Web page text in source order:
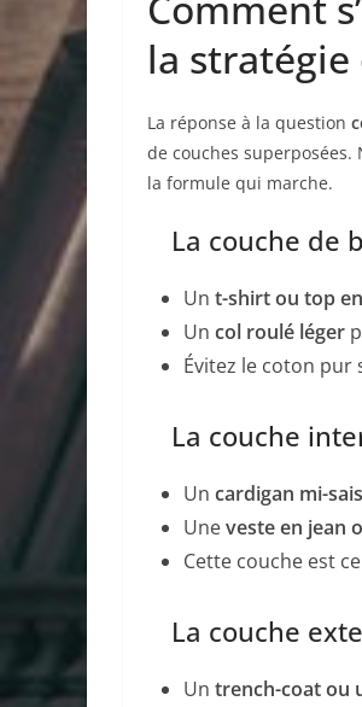
la stratégie
La réponse à la question
de couches
la formule qui marche.
La couche de
Un t-shirt ou top
Un col roulé léger
Évitez le coton
La couche
Un cardigan mi-
Uneveste en jean
Cette couche est
La couche
Un trench-coat ou